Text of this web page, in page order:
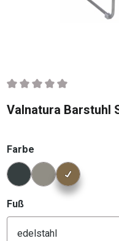
Durchschnittliche
Valnatura Barstuhl
Farbe
Konfigurator Farbe
Fußauswählen